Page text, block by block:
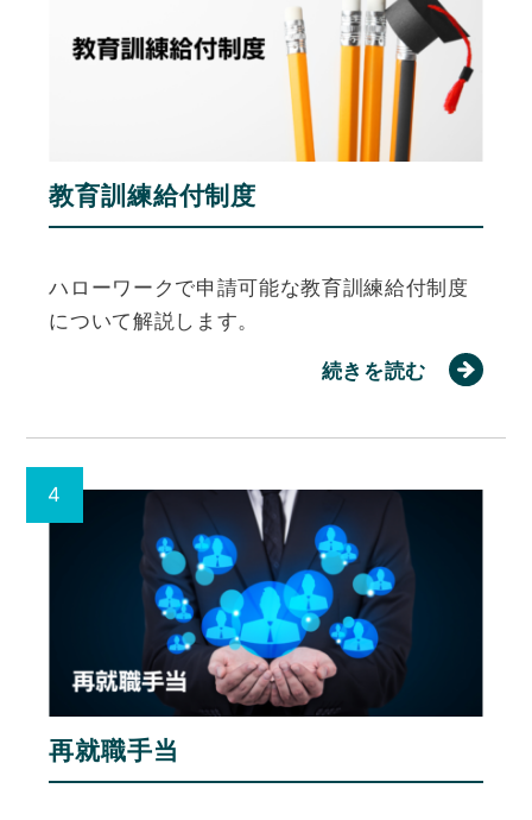
教育訓練給付制度
ハローワークで申請可能な教育訓練給付制度
について解説します。
続きを読む
再就職手当